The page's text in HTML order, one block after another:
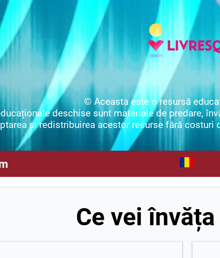
© Aceasta este o resursă
deschise sunt materiale de predare,
și redistribuirea acestor resurse fără
Ce vei